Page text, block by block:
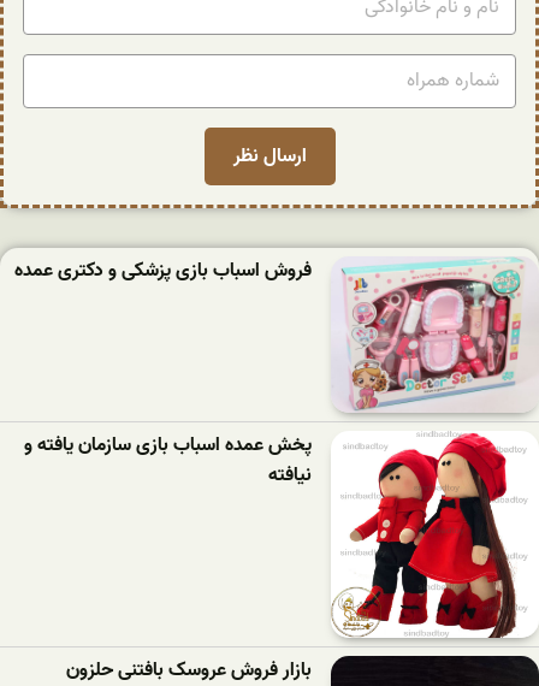
فروش اسباب بازی پزشکی و دکتری عمده
پخش عمده اسباب بازی سازمان یافته و
نیافته
بازار فروش عروسک بافتنی حلزون